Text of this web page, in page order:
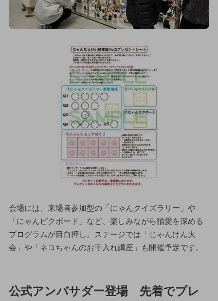
会場には、来場者参加型の「にゃんクイズラリー」や
「にゃんピクボード」など、楽しみながら猫愛を深める
プログラムが目白押し。ステージでは「じゃんけん大
会」や「ネコちゃんのお手入れ講座」も開催予定です。
公式アンバサダー登場 先着でプレ